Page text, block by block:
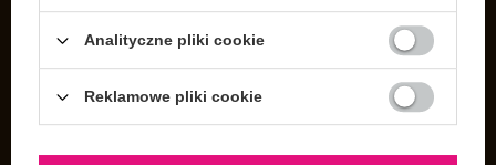
Listy zakupowe
Lista zakupionych produktów
Historia transakcji
Analityczne pliki cookie
Reklamowe pliki cookie